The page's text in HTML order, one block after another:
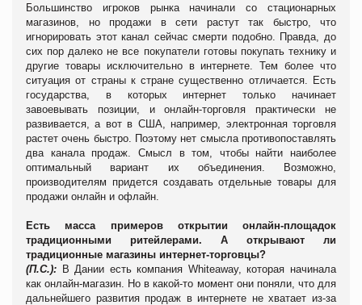
Большинство игроков рынка начинали со стационарных
магазинов, но продажи в сети растут так быстро, что
игнорировать этот канал сейчас смерти подобно. Правда, до
сих пор далеко не все покупатели готовы покупать технику и
другие товары исключительно в интернете. Тем более что
ситуация от страны к стране существенно отличается. Есть
государства, в которых интернет только начинает
завоевывать позиции, и онлайн-торговля практически не
развивается, а вот в США, например, электронная торговля
растет очень быстро. Поэтому нет смысла противопоставлять
два канала продаж. Смысл в том, чтобы найти наиболее
оптимальный вариант их объединения. Возможно,
производителям придется создавать отдельные товары для
продажи онлайн и офлайн.
Есть масса примеров открытии онлайн-площадок
традиционными ритейлерами. А открывают ли
традиционные магазины интернет-торговцы?
(П.С.): В Дании есть компания Whiteaway, которая начинала
как онлайн-магазин. Но в какой-то момент они поняли, что для
дальнейшего развития продаж в интернете не хватает из-за